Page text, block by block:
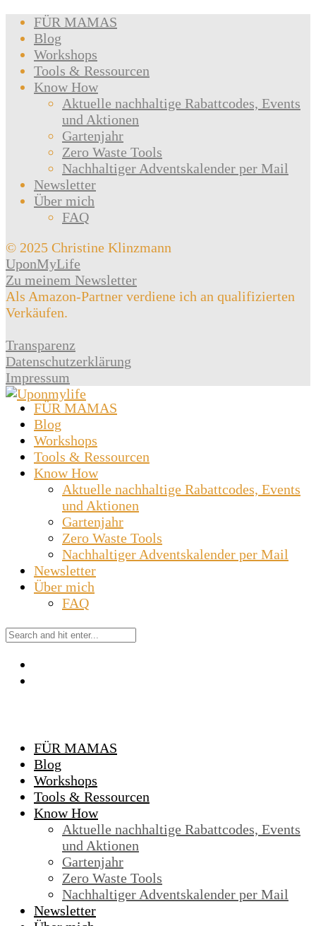
FÜR MAMAS
Blog
Workshops
Tools & Ressourcen
Know How
Aktuelle nachhaltige Rabattcodes, Events
und Aktionen
Gartenjahr
Zero Waste Tools
Nachhaltiger Adventskalender per Mail
Newsletter
Über mich
FAQ
© 2025 Christine Klinzmann
UponMyLife
Zu meinem Newsletter
Als Amazon-Partner verdiene ich an qualifizierten
Verkäufen.
Transparenz
Datenschutzerklärung
Impressum
FÜR MAMAS
Blog
Workshops
Tools & Ressourcen
Know How
Aktuelle nachhaltige Rabattcodes, Events
und Aktionen
Gartenjahr
Zero Waste Tools
Nachhaltiger Adventskalender per Mail
Newsletter
Über mich
FAQ
FÜR MAMAS
Blog
Workshops
Tools & Ressourcen
Know How
Aktuelle nachhaltige Rabattcodes, Events
und Aktionen
Gartenjahr
Zero Waste Tools
Nachhaltiger Adventskalender per Mail
Newsletter